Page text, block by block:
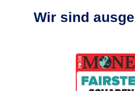
Wir sind